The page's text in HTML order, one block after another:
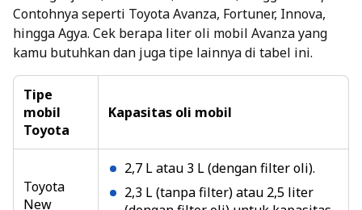
Contohnya seperti Toyota Avanza, Fortuner, Innova,
hingga Agya. Cek berapa liter oli mobil Avanza yang
kamu butuhkan dan juga tipe lainnya di tabel ini.
Tipe
mobil
Toyota
Kapasitas oli mobil
Toyota
New
2,7 L atau 3 L (dengan filter oli).
2,3 L (tanpa filter) atau 2,5 liter